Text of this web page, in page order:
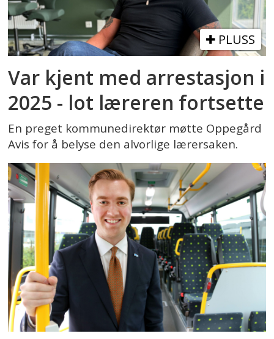
PLUSS
Var kjent med arrestasjon i
2025 - lot læreren fortsette
En preget kommunedirektør møtte Oppegård
Avis for å belyse den alvorlige lærersaken.